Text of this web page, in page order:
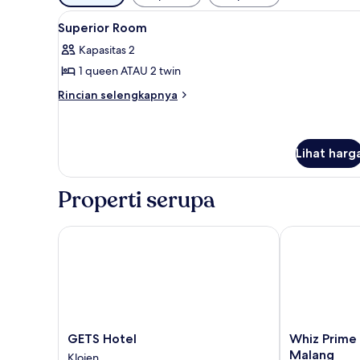
tersedia
untuk
kamar
Lihat
semua
foto
untuk
Superior
12
Superior Room
Kapasitas 2
1 queen ATAU 2 twin
Rincian selengkapnya
Rincian
Room
Lihat
Properti serupa
GETS
Hotel
GETS Hotel
GETS Hotel
Whiz
Prime
Whiz
Malang
Whiz Prime